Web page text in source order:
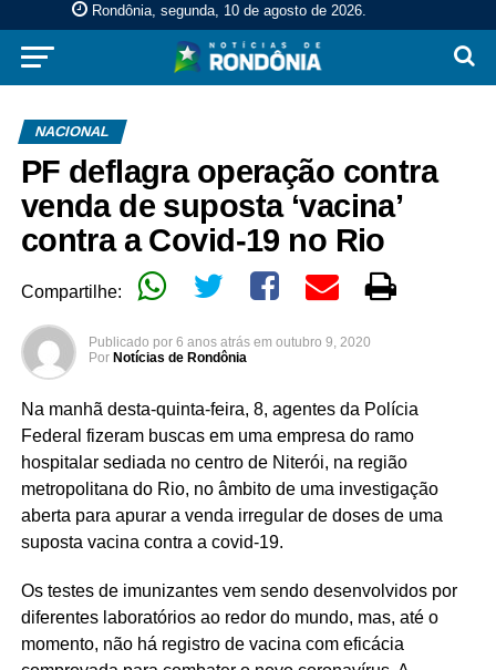
Rondônia, segunda, 10 de agosto de 2026.
NACIONAL
PF deflagra operação contra
venda de suposta ‘vacina’
contra a Covid-19 no Rio
Compartilhe:
Publicado por 6 anos atrás em outubro 9, 2020
Por Notícias de Rondônia
Na manhã desta-quinta-feira, 8, agentes da Polícia
Federal fizeram buscas em uma empresa do ramo
hospitalar sediada no centro de Niterói, na região
metropolitana do Rio, no âmbito de uma investigação
aberta para apurar a venda irregular de doses de uma
suposta vacina contra a covid-19.
Os testes de imunizantes vem sendo desenvolvidos por
diferentes laboratórios ao redor do mundo, mas, até o
momento, não há registro de vacina com eficácia